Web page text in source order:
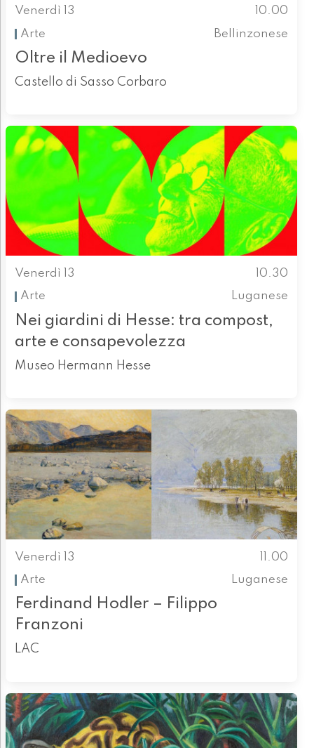
Venerdì 13
10.00
Arte
Bellinzonese
Oltre il Medioevo
Castello di Sasso Corbaro
Venerdì 13
10.30
Arte
Luganese
Nei giardini di Hesse: tra compost,
arte e consapevolezza
Museo Hermann Hesse
Venerdì 13
11.00
Arte
Luganese
Ferdinand Hodler – Filippo
Franzoni
LAC